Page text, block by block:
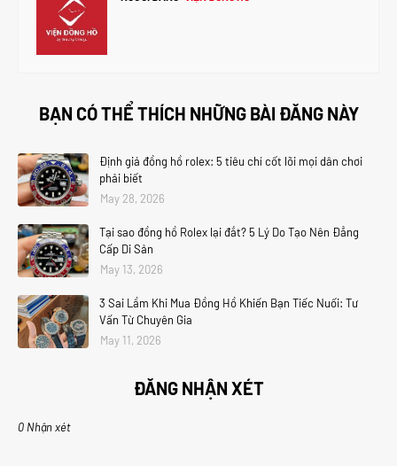
BẠN CÓ THỂ THÍCH NHỮNG BÀI ĐĂNG NÀY
Định giá đồng hồ rolex: 5 tiêu chí cốt lõi mọi dân chơi
phải biết
May 28, 2026
Tại sao đồng hồ Rolex lại đắt? 5 Lý Do Tạo Nên Đẳng
Cấp Di Sản
May 13, 2026
3 Sai Lầm Khi Mua Đồng Hồ Khiến Bạn Tiếc Nuối: Tư
Vấn Từ Chuyên Gia
May 11, 2026
ĐĂNG NHẬN XÉT
0 Nhận xét